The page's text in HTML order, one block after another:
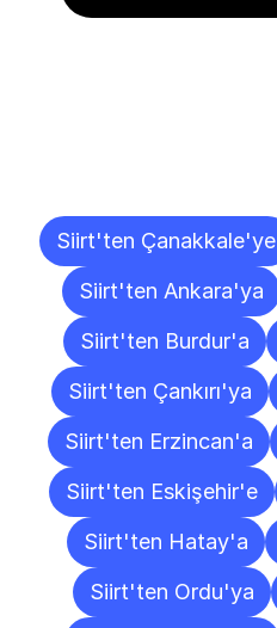
Siirt'ten Çanakkale'ye
Siirt'ten Ankara'ya
Siirt'ten Burdur'a
Siirt'ten Çankırı'ya
Siirt'ten Erzincan'a
Siirt'ten Eskişehir'e
Siirt'ten Hatay'a
Siirt'ten Ordu'ya